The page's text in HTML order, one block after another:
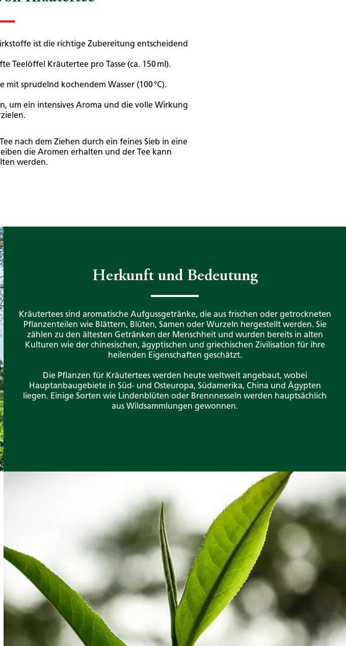
ist die richtige Zubereitung entscheidend
Teelöffel Kräutertee pro Tasse (ca. 150 ml).
mit sprudelnd kochendem Wasser (100 °C).
um ein intensives Aroma und die volle Wirkung
nach dem Ziehen durch ein feines Sieb in eine
die Aromen erhalten und der Tee kann
werden.
Herkunft und Bedeutung
Kräutertees sind aromatische Aufgussgetränke, die aus frischen oder getrockneten
Pflanzenteilen wie Blättern, Blüten, Samen oder Wurzeln hergestellt werden. Sie
zählen zu den ältesten Getränken der Menschheit und wurden bereits in alten
Kulturen wie der chinesischen, ägyptischen und griechischen Zivilisation für ihre
heilenden Eigenschaften geschätzt.
Die Pflanzen für Kräutertees werden heute weltweit angebaut, wobei
Hauptanbaugebiete in Süd- und Osteuropa, Südamerika, China und Ägypten
liegen. Einige Sorten wie Lindenblüten oder Brennnesseln werden hauptsächlich
aus Wildsammlungen gewonnen.